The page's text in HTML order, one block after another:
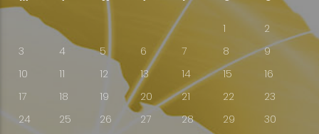
1
2
3
4 5 6 7 8
9
10
11 12 13 14 15
16
17
18 19 20 21 22
23
24
25 26 27 28 29
30